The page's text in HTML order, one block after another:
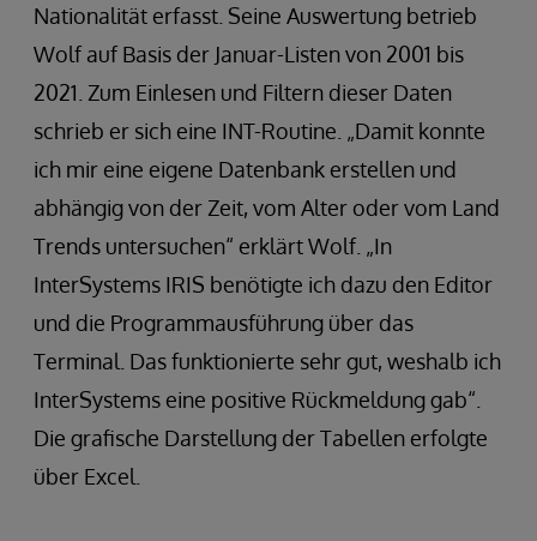
Nationalität erfasst. Seine Auswertung betrieb
Wolf auf Basis der Januar-Listen von 2001 bis
2021. Zum Einlesen und Filtern dieser Daten
schrieb er sich eine INT-Routine. „Damit konnte
ich mir eine eigene Datenbank erstellen und
abhängig von der Zeit, vom Alter oder vom Land
Trends untersuchen“ erklärt Wolf. „In
InterSystems IRIS benötigte ich dazu den Editor
und die Programmausführung über das
Terminal. Das funktionierte sehr gut, weshalb ich
InterSystems eine positive Rückmeldung gab“.
Die grafische Darstellung der Tabellen erfolgte
über Excel.